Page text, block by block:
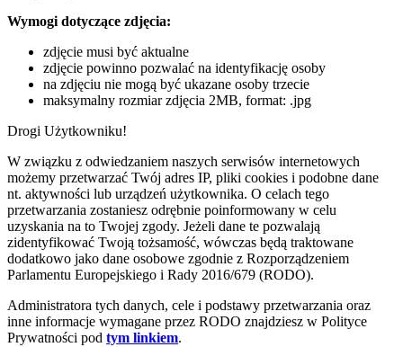
Wymogi dotyczące zdjęcia:
zdjęcie musi być aktualne
zdjęcie powinno pozwalać na identyfikację osoby
na zdjęciu nie mogą być ukazane osoby trzecie
maksymalny rozmiar zdjęcia 2MB, format: .jpg
Drogi Użytkowniku!
W związku z odwiedzaniem naszych serwisów internetowych
możemy przetwarzać Twój adres IP, pliki cookies i podobne dane
nt. aktywności lub urządzeń użytkownika. O celach tego
przetwarzania zostaniesz odrębnie poinformowany w celu
uzyskania na to Twojej zgody. Jeżeli dane te pozwalają
zidentyfikować Twoją tożsamość, wówczas będą traktowane
dodatkowo jako dane osobowe zgodnie z Rozporządzeniem
Parlamentu Europejskiego i Rady 2016/679 (RODO).
Administratora tych danych, cele i podstawy przetwarzania oraz
inne informacje wymagane przez RODO znajdziesz w Polityce
Prywatności pod tym linkiem.